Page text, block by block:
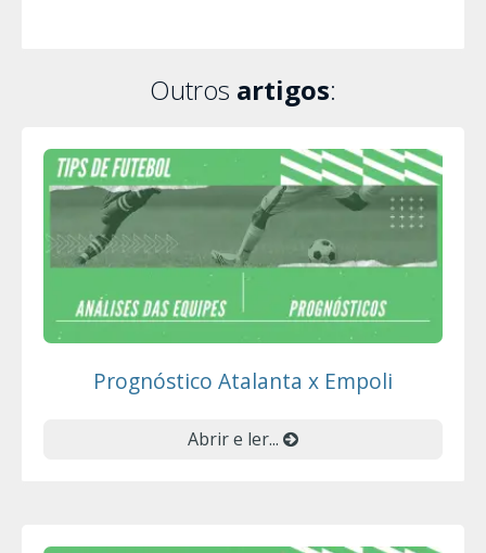
Outros artigos:
Prognóstico Atalanta x Empoli
Abrir e ler...